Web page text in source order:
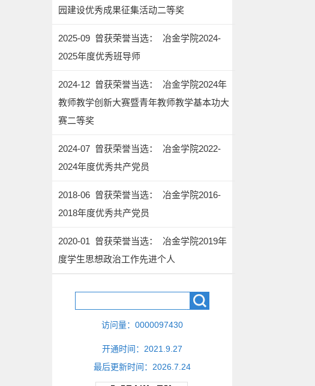
园建设优秀成果征集活动二等奖
2025-09 曾获荣誉当选： 冶金学院2024-
2025年度优秀班导师
2024-12 曾获荣誉当选： 冶金学院2024年
教师教学创新大赛暨青年教师教学基本功大
赛二等奖
2024-07 曾获荣誉当选： 冶金学院2022-
2024年度优秀共产党员
2018-06 曾获荣誉当选： 冶金学院2016-
2018年度优秀共产党员
2020-01 曾获荣誉当选： 冶金学院2019年
度学生思想政治工作先进个人
访问量： 0000097430
开通时间： 2021 9 27
最后更新时间： 2026 7 24